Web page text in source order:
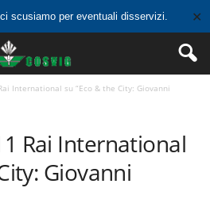
scusiamo per eventuali disservizi. ✕
International su “Eco & the City: Giovanni
Rai International
Giovanni